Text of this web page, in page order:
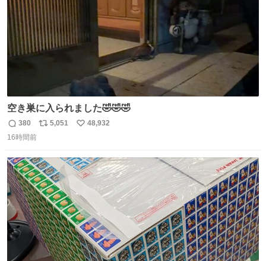
空き巣に入られました🤣🤣🤣
返
信
380
リ
ト
数
5,051
い
数
48,932
16時間前